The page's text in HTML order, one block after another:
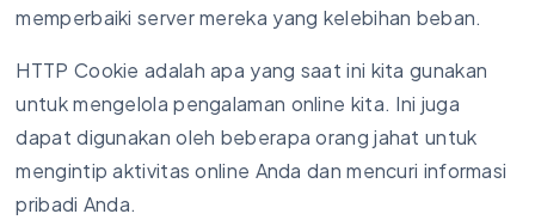
memperbaiki server mereka yang kelebihan beban.
HTTP Cookie adalah apa yang saat ini kita gunakan
untuk mengelola pengalaman online kita. Ini juga
dapat digunakan oleh beberapa orang jahat untuk
mengintip aktivitas online Anda dan mencuri informasi
pribadi Anda.